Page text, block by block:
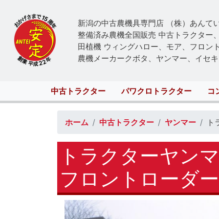
新潟の中古農機具専門店 （株）あんて
整備済み農機全国販売 中古トラクター
田植機 ウィングハロー、モア、フロン
農機メーカークボタ、ヤンマー、イセ
Main
navigation
中古トラクター パワクロトラクター コ
ホーム 中古トラクター ヤンマー
トラクターヤン
フロントローダ